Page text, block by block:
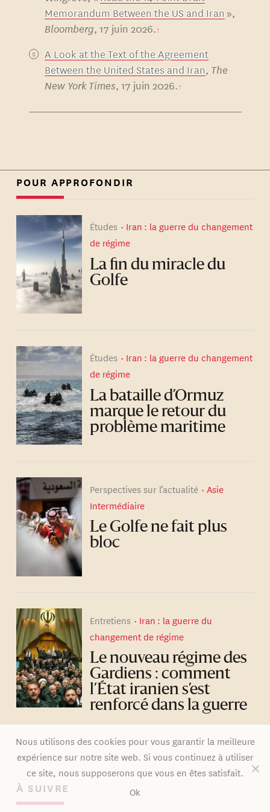
négociations en vue d’un
accord final portant
uniquement sur les articles
restants.
Memorandum Between the US and Iran »,
Bloomberg, 17 juin 2026.
A Look at the Text of the Agreement
Between the United States and Iran, The
New York Times, 17 juin 2026.
POUR APPROFONDIR
Études
Iran : la guerre du changement
de régime
La fin du miracle du
Golfe
Études
Iran : la guerre du changement
de régime
La bataille d’Ormuz
marque le retour du
problème maritime
Perspectives sur l’actualité
Asie
Intermédiaire
Le Golfe ne fait plus
bloc
Entretiens
Iran : la guerre du
changement de régime
Le nouveau régime des
Gardiens : comment
l’État iranien s’est
renforcé dans la guerre
À SUIVRE
Nous utilisons des cookies pour vous garantir la meilleure
expérience sur notre site web. Si vous continuez à utiliser
ce site, nous supposerons que vous en êtes satisfait.
Ok